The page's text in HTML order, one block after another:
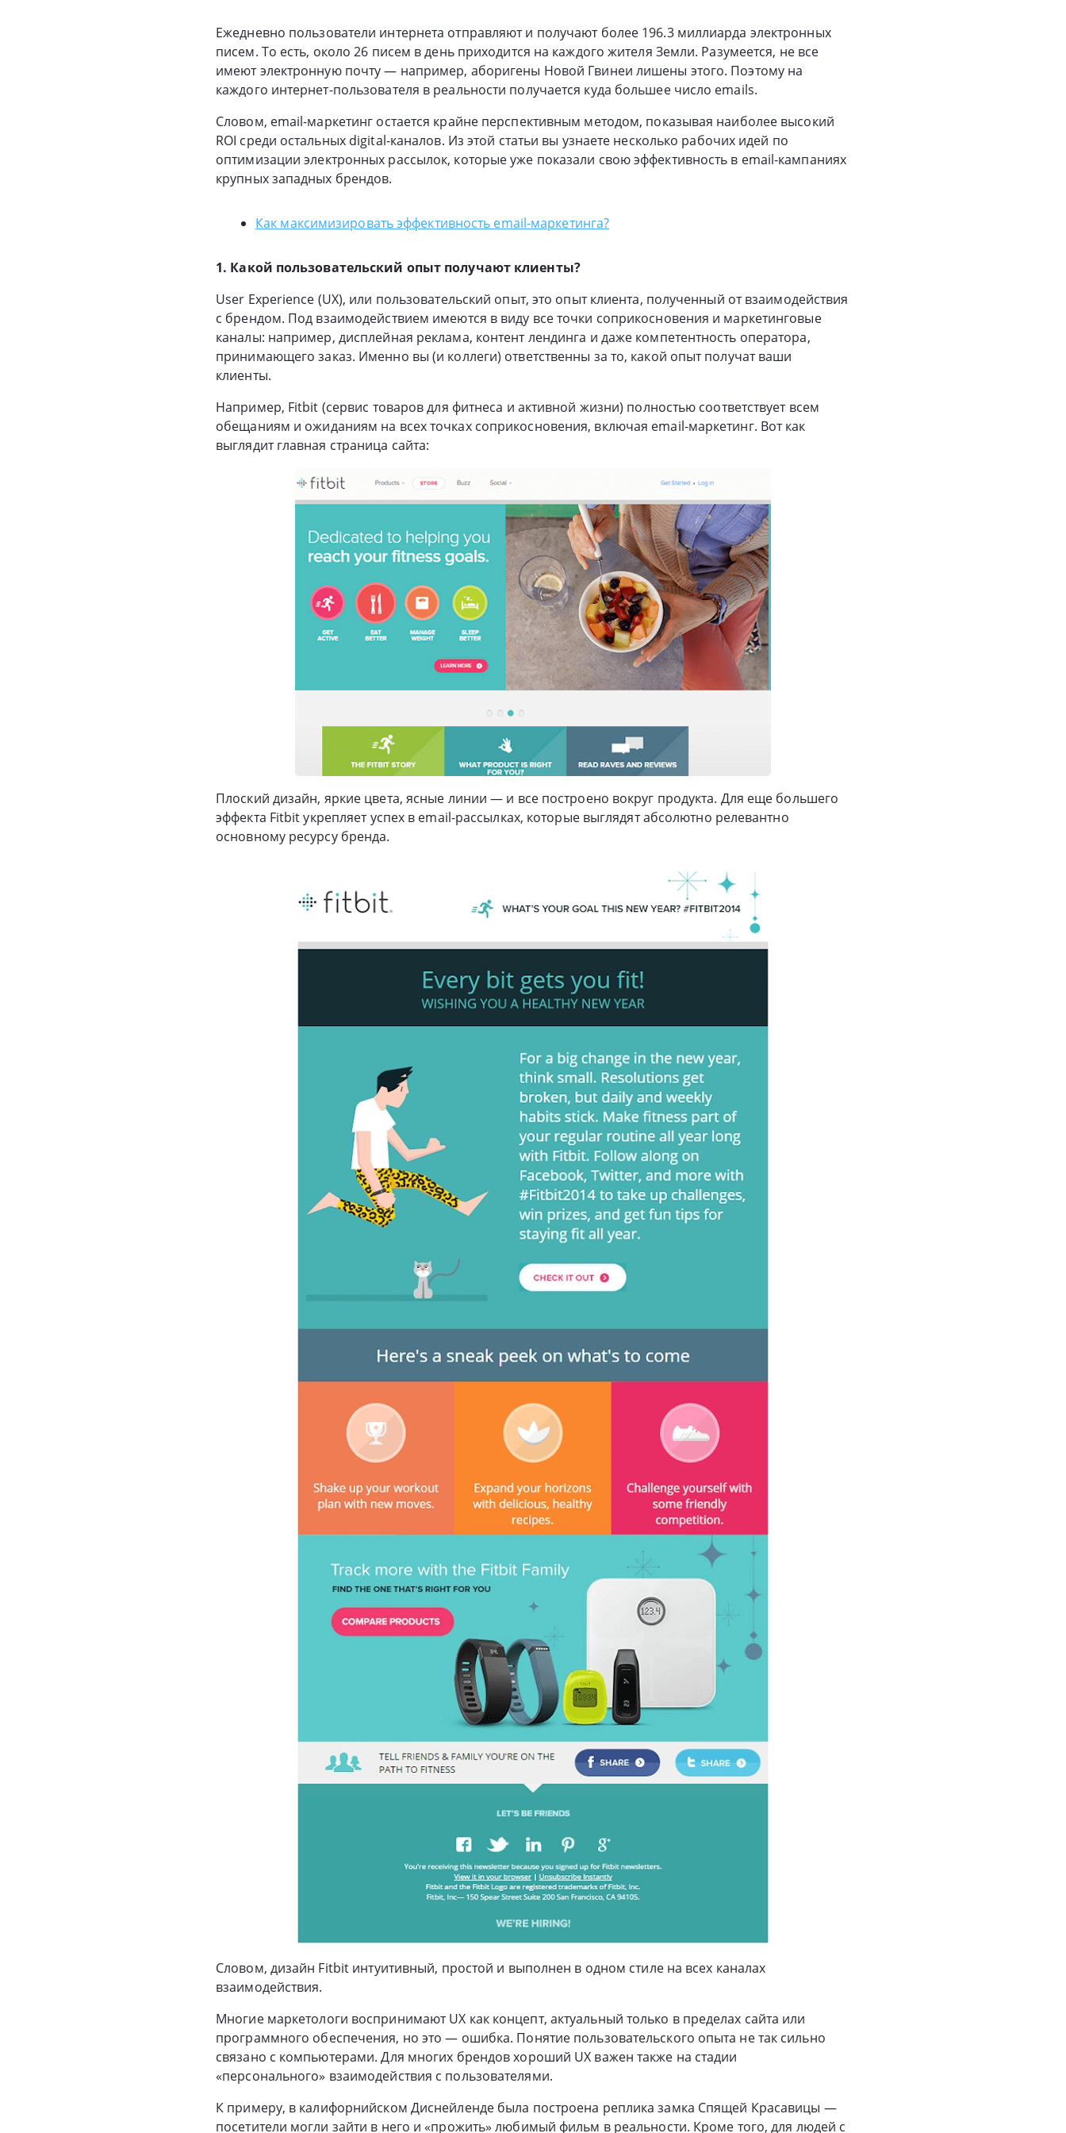
Ежедневно пользователи интернета отправляют и получают более 196.3 миллиарда электронных
писем. То есть, около 26 писем в день приходится на каждого жителя Земли. Разумеется, не все
имеют электронную почту — например, аборигены Новой Гвинеи лишены этого. Поэтому на
каждого интернет-пользователя в реальности получается куда большее число emails.
Словом, email-маркетинг остается крайне перспективным методом, показывая наиболее высокий
ROI среди остальных digital-каналов. Из этой статьи вы узнаете несколько рабочих идей по
оптимизации электронных рассылок, которые уже показали свою эффективность в email-кампаниях
крупных западных брендов.
Как максимизировать эффективность email-маркетинга?
1. Какой пользовательский опыт получают клиенты?
User Experience (UX), или пользовательский опыт, это опыт клиента, полученный от взаимодействия
с брендом. Под взаимодействием имеются в виду все точки соприкосновения и маркетинговые
каналы: например, дисплейная реклама, контент лендинга и даже компетентность оператора,
принимающего заказ. Именно вы (и коллеги) ответственны за то, какой опыт получат ваши
клиенты.
Например, Fitbit (сервис товаров для фитнеса и активной жизни) полностью соответствует всем
обещаниям и ожиданиям на всех точках соприкосновения, включая email-маркетинг. Вот как
выглядит главная страница сайта:
Плоский дизайн, яркие цвета, ясные линии — и все построено вокруг продукта. Для еще большего
эффекта Fitbit укрепляет успех в email-рассылках, которые выглядят абсолютно релевантно
основному ресурсу бренда.
Словом, дизайн Fitbit интуитивный, простой и выполнен в одном стиле на всех каналах
взаимодействия.
Многие маркетологи воспринимают UX как концепт, актуальный только в пределах сайта или
программного обеспечения, но это — ошибка. Понятие пользовательского опыта не так сильно
связано с компьютерами. Для многих брендов хороший UX важен также на стадии
«персонального» взаимодействия с пользователями.
К примеру, в калифорнийском Диснейленде была построена реплика замка Спящей Красавицы —
посетители могли зайти в него и «прожить» любимый фильм в реальности. Кроме того, для людей с